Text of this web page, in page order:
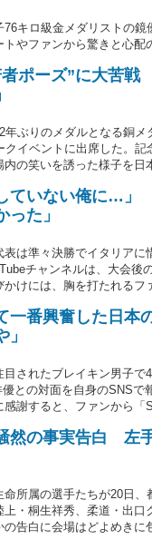
キロ級金メダリストの
やファンから驚きと心配
ポーズ”に大苦
年ぶりのメダルとなる銅
イベントに出席した。記
の笑いを誘った様子を
ていない俺に…」
た」
は準々決勝でイタリア
チャンネルは、大会後
けには、胸を打たれるフ
一番興奮した日
されたブレイキン男子で
との対面を自身のSNS
謝すると、ファンから
然の事実告白 左
所属の選手たちが20日
上・桐生祥秀、柔道・出
告白に会場はどよめきに